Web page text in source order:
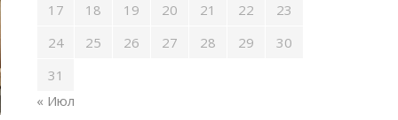
17
18 19 20 21 22
23
24
25 26 27 28 29
30
31
« Июл